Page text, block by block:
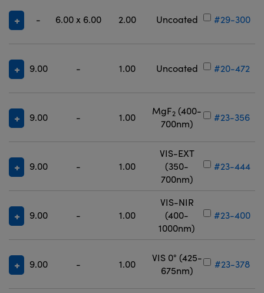
- 6.00 x 6.00 2.00 Uncoated #29-300
9.00 - 1.00 Uncoated #20-472
9.00 - 1.00
MgF2 (400-
700nm)
#23-356
9.00 - 1.00
VIS-EXT
(350-
700nm)
#23-444
9.00 - 1.00
VIS-NIR
(400-
1000nm)
#23-400
9.00 - 1.00
VIS 0° (425-
675nm)
#23-378